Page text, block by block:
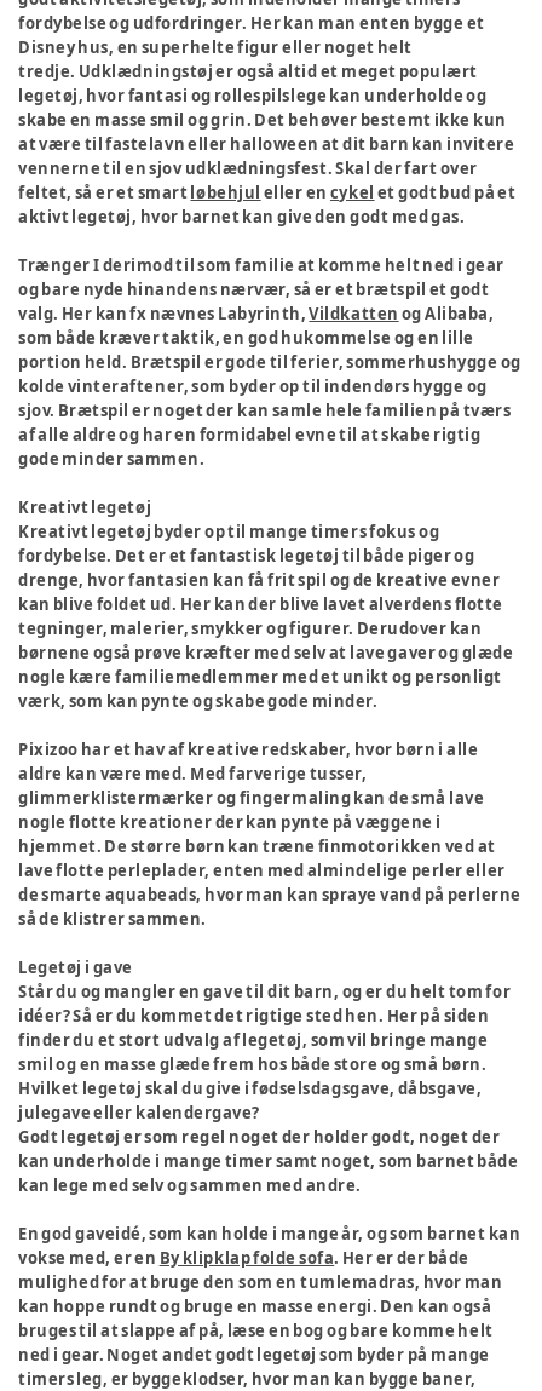
fordybelse og udfordringer. Her kan man enten bygge et
Disney hus, en superhelte figur eller noget helt
tredje. Udklædningstøj er også altid et meget populært
legetøj, hvor fantasi og rollespilslege kan underholde og
skabe en masse smil og grin. Det behøver bestemt ikke kun
at være til fastelavn eller halloween at dit barn kan invitere
vennerne til en sjov udklædningsfest. Skal der fart over
feltet, så er et smartløbehjul eller en cykel et godt bud på et
aktivt legetøj, hvor barnet kan give den godt med gas.
Trænger I derimod til som familie at komme helt ned i gear
og bare nyde hinandens nærvær, så er et brætspil et godt
valg. Her kan fx nævnes Labyrinth,Vildkatten og Alibaba,
som både kræver taktik, en god hukommelse og en lille
portion held. Brætspil er gode til ferier, sommerhushygge og
kolde vinteraftener, som byder op til indendørs hygge og
sjov. Brætspil er noget der kan samle hele familien på tværs
af alle aldre og har en formidabel evne til at skabe rigtig
gode minder sammen.
Kreativt legetøj
Kreativt legetøj byder op til mange timers fokus og
fordybelse. Det er et fantastisk legetøj til både piger og
drenge, hvor fantasien kan få frit spil og de kreative evner
kan blive foldet ud. Her kan der blive lavet alverdens flotte
tegninger, malerier, smykker og figurer. Derudover kan
børnene også prøve kræfter med selv at lave gaver og glæde
nogle kære familiemedlemmer med et unikt og personligt
værk, som kan pynte og skabe gode minder.
Pixizoo har et hav af kreative redskaber, hvor børn i alle
aldre kan være med. Med farverige tusser,
glimmerklistermærker og fingermaling kan de små lave
nogle flotte kreationer der kan pynte på væggene i
hjemmet. De større børn kan træne finmotorikken ved at
lave flotte perleplader, enten med almindelige perler eller
de smarte aquabeads, hvor man kan spraye vand på perlerne
så de klistrer sammen.
Legetøj i gave
Står du og mangler en gave til dit barn, og er du helt tom for
idéer? Så er du kommet det rigtige sted hen. Her på siden
finder du et stort udvalg af legetøj, som vil bringe mange
smil og en masse glæde frem hos både store og små børn.
Hvilket legetøj skal du give i fødselsdagsgave, dåbsgave,
julegave eller kalendergave?
Godt legetøj er som regel noget der holder godt, noget der
kan underholde i mange timer samt noget, som barnet både
kan lege med selv og sammen med andre.
En god gaveidé, som kan holde i mange år, og som barnet kan
vokse med, er en By klipklap folde sofa. Her er der både
mulighed for at bruge den som en tumlemadras, hvor man
kan hoppe rundt og bruge en masse energi. Den kan også
bruges til at slappe af på, læse en bog og bare komme helt
ned i gear. Noget andet godt legetøj som byder på mange
timers leg, er byggeklodser, hvor man kan bygge baner,